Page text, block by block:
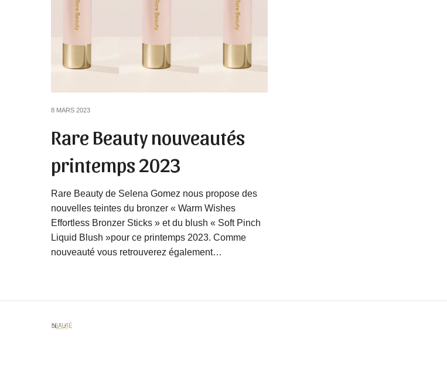
8 MARS 2023
Rare Beauty nouveautés
printemps 2023
Rare Beauty de Selena Gomez nous propose des
nouvelles teintes du bronzer « Warm Wishes
Effortless Bronzer Sticks » et du blush « Soft Pinch
Liquid Blush »pour ce printemps 2023. Comme
nouveauté vous retrouverez également…